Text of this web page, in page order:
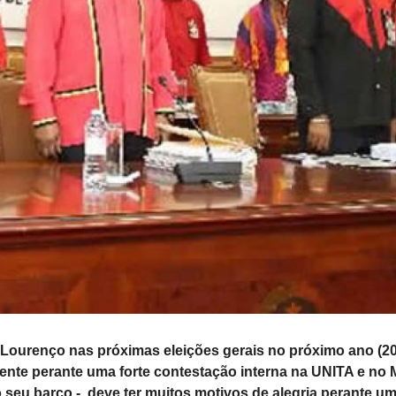
nas próximas eleições gerais no próximo ano
perante uma forte contestação interna na UNITA e no